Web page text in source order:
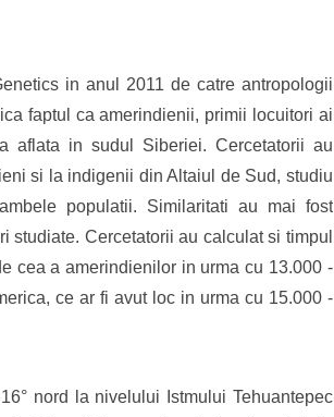
in anul 2011 de catre antropologii
faptul ca amerindienii, primii locuitori ai
aflata in sudul Siberiei. Cercetatorii au
si la indigenii din Altaiul de Sud, studiu
populatii. Similaritati au mai fost
studiate. Cercetatorii au calculat si timpul
cea a amerindienilor in urma cu 13.000 -
ce ar fi avut loc in urma cu 15.000 -
nord la nivelului Istmului Tehuantepec